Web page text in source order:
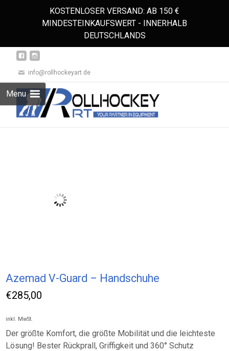
KOSTENLOSER VERSAND: AB 150 €
MINDESTEINKAUFSWERT - INNERHALB
DEUTSCHLANDS
info@rollhockeyart.de
Menu
Azemad V-Guard – Handschuhe
€285,00
inkl. MwSt.
Der größte Komfort, die größte Mobilität und die leichteste
Lösung! Bester Rückprall, Griffigkeit und 360° Schutz